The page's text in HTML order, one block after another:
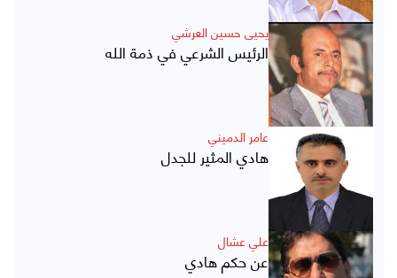
يحيى حسين العرشي
الرئيس الشرعي في ذمة الله
عامر الدميني
هادي المثير للجدل
علي عشال
عن حكم هادي